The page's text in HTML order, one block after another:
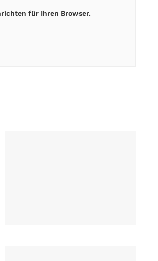
für Ihren Browser.